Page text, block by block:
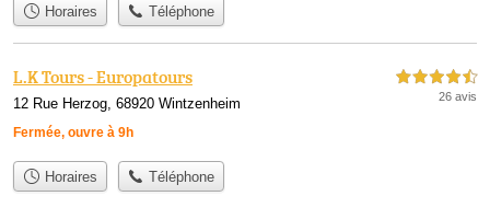
Horaires Téléphone
L.K Tours - Europatours
12 Rue Herzog, 68920 Wintzenheim
Fermée, ouvre à 9h
4,5 étoiles sur 5
26 avis
Horaires Téléphone